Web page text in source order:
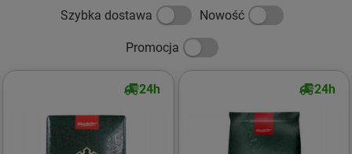
Szybka dostawa Nowość
Promocja
24h 24h